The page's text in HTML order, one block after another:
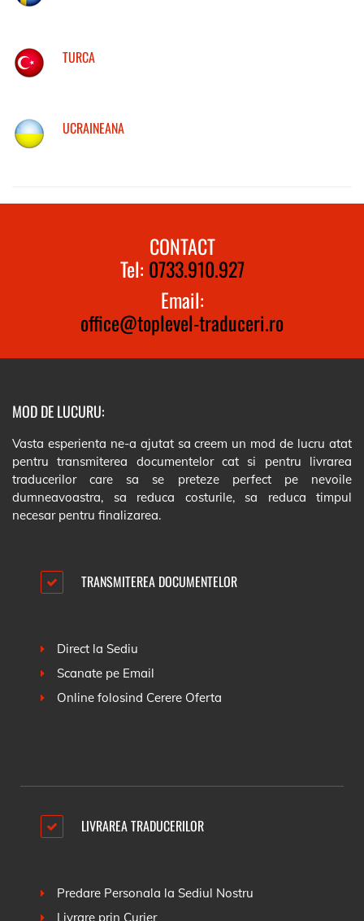
TURCA
UCRAINEANA
CONTACT
Tel: 0733.910.927
Email:
office@toplevel-traduceri.ro
MOD DE LUCURU:
Vasta esperienta ne-a ajutat sa creem un mod de lucru atat
pentru transmiterea documentelor cat si pentru livrarea
traducerilor care sa se preteze perfect pe nevoile
dumneavoastra, sa reduca costurile, sa reduca timpul
necesar pentru finalizarea.
TRANSMITEREA DOCUMENTELOR
Direct la Sediu
Scanate pe Email
Online folosind Cerere Oferta
LIVRAREA TRADUCERILOR
Predare Personala la Sediul Nostru
Livrare prin Curier